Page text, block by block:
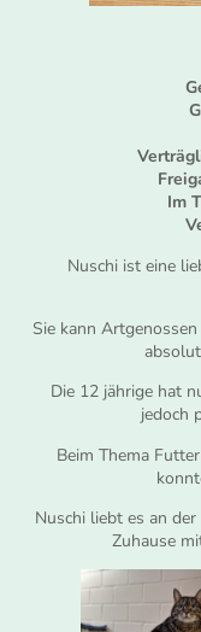
Im
Nuschi ist eine
Sie kann
Die 12 jährige hat
jedoch
Beim Thema
Nuschi liebt es an
Zuhause